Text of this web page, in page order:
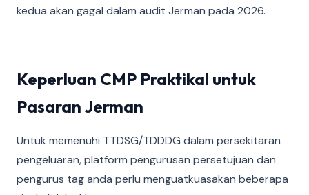
kedua akan gagal dalam audit Jerman pada 2026.
Keperluan CMP Praktikal untuk
Pasaran Jerman
Untuk memenuhi TTDSG/TDDDG dalam persekitaran
pengeluaran, platform pengurusan persetujuan dan
pengurus tag anda perlu menguatkuasakan beberapa